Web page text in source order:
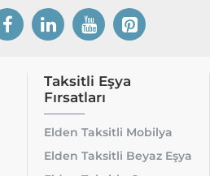
Taksitli Eşya
Fırsatları
Elden Taksitli Mobilya
Elden Taksitli Beyaz Eşya